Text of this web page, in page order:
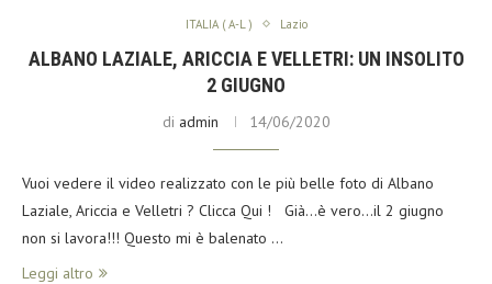
ITALIA ( A-L ) Lazio
ALBANO LAZIALE, ARICCIA E VELLETRI: UN INSOLITO
2 GIUGNO
di admin 14/06/2020
Vuoi vedere il video realizzato con le più belle foto di Albano
Laziale, Ariccia e Velletri ? Clicca Qui ! Già…è vero…il 2 giugno
non si lavora!!! Questo mi è balenato …
Leggi altro